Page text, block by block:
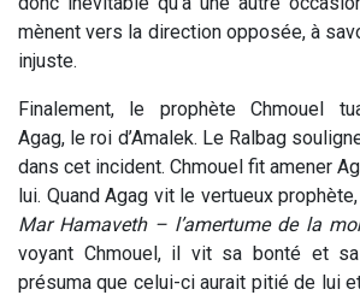
mènent vers la direction opposée, à
injuste.
Finalement, le prophète Chmouel
Agag, le roi d’Amalek. Le Ralbag
dans cet incident. Chmouel fit amener
lui. Quand Agag vit le vertueux
Mar Hamaveth – l’amertume de la
voyant Chmouel, il vit sa bonté et
présuma que celui-ci aurait pitié de lui